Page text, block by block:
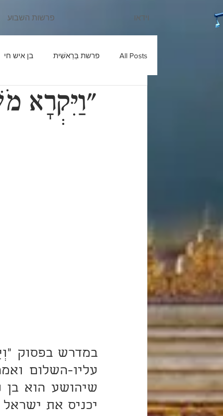
וידאו פרשות השבוע
All Posts פרשת בְּרֵאשִׁית בן איש חי
עוד יוסף חי שבחי רבנו בניהו "וַיִּקְרָא